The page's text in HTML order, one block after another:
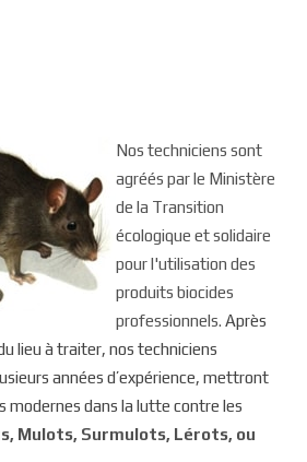
Nos techniciens sont
agréés par le Ministère
de la Transition
écologique et solidaire
pour l'utilisation des
produits biocides
professionnels. Après
lieu à traiter, nos techniciens
années d’expérience, mettront
modernes dans la lutte contre les
Mulots, Surmulots, Lérots, ou